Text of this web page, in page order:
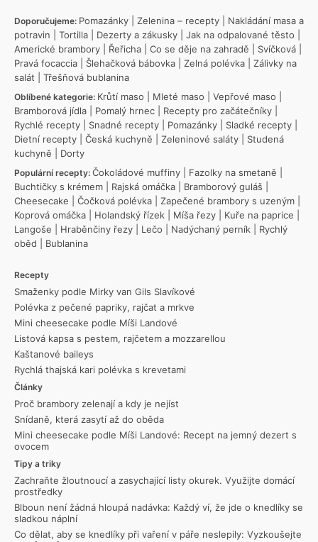
Doporučujeme: Pomazánky Zelenina – recepty
Nakládání masa a
potravin
Tortilla Dezerty a zákusky Jak na odpalované těsto
Americké brambory
Řeřicha Co se děje na zahradě Svíčková
Pravá focaccia
Šlehačková bábovka Zelná polévka
Zálivky na
salát
Třešňová bublanina
Oblíbené kategorie: Krůtí maso Mleté maso Vepřové maso
Bramborová jídla
Pomalý hrnec Recepty pro začátečníky
Rychlé recepty
Snadné recepty Pomazánky Sladké recepty
Dietní recepty
Česká kuchyně Zeleninové saláty
Studená
kuchyně
Dorty
Populární recepty: Čokoládové muffiny Fazolky na smetaně
Buchtičky s krémem
Rajská omáčka Bramborový guláš
Cheesecake
Čočková polévka Zapečené brambory s uzeným
Koprová omáčka
Holandský řízek Míša řezy Kuře na paprice
Langoše
Hraběnčiny řezy Lečo Nadýchaný perník
Rychlý
oběd
Bublanina
Recepty
Smaženky podle Mirky van Gils Slavíkové
Polévka z pečené papriky, rajčat a mrkve
Mini cheesecake podle Míši Landové
Listová kapsa s pestem, rajčetem a mozzarellou
Kaštanové baileys
Rychlá thajská kari polévka s krevetami
Články
Proč brambory zelenají a kdy je nejíst
Snídaně, která zasytí až do oběda
Mini cheesecake podle Míši Landové: Recept na jemný dezert s
ovocem
Tipy a triky
Zachraňte žloutnoucí a zasychající listy okurek. Využijte domácí
prostředky
Blboun není žádná hloupá nadávka: Každý ví, že jde o knedlíky se
sladkou náplní
Co dělat, aby se knedlíky při vaření v páře neslepily: Vyzkoušejte